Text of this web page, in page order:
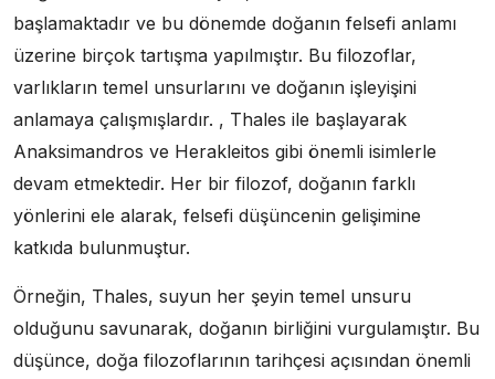
başlamaktadır ve bu dönemde doğanın felsefi anlamı
üzerine birçok tartışma yapılmıştır. Bu filozoflar,
varlıkların temel unsurlarını ve doğanın işleyişini
anlamaya çalışmışlardır. , Thales ile başlayarak
Anaksimandros ve Herakleitos gibi önemli isimlerle
devam etmektedir. Her bir filozof, doğanın farklı
yönlerini ele alarak, felsefi düşüncenin gelişimine
katkıda bulunmuştur.
Örneğin, Thales, suyun her şeyin temel unsuru
olduğunu savunarak, doğanın birliğini vurgulamıştır. Bu
düşünce, doğa filozoflarının tarihçesi açısından önemli